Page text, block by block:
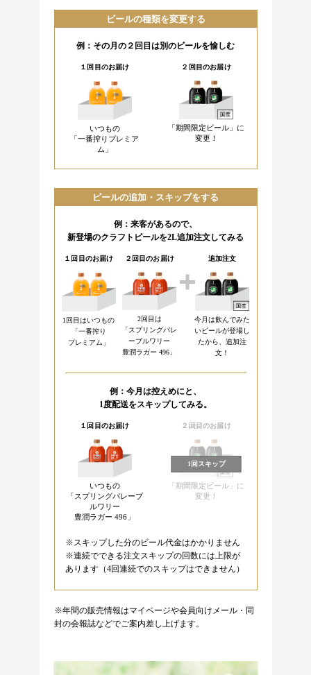
ビールの種類を変更する
例：その月の２回目は別のビールを愉しむ
１回目のお届け
いつもの
「一番搾りプレミア
ム」
２回目のお届け
「期間限定ビール」に
変更！
ビールの追加・スキップをする
例：来客があるので、
新登場のクラフトビールを2L追加注文してみる
１回目のお届け
1回目はいつもの
「一番搾り
プレミアム」
２回目のお届け
2回目は
「スプリングバレ
ーブルワリー
豊潤ラガー 496」
追加注文
今月は飲んでみた
いビールが登場し
たから、追加注
文！
例：今月は控えめにと、
1度配送をスキップしてみる。
１回目のお届け
いつもの
「スプリングバレーブ
ルワリー
豊潤ラガー 496」
２回目のお届け
「期間限定ビール」に
変更！
※スキップした分のビール代金はかかりません
※連続でできる注文スキップの回数には上限が
あります（4回連続でのスキップはできません）
※年間の販売情報はマイページや会員向けメール・同
封の会報誌などでご案内差し上げます。